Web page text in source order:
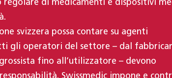
svizzera possa contare su agenti
gli operatori del settore – dal
fino all’utilizzatore – devono
Swissmedic impone e